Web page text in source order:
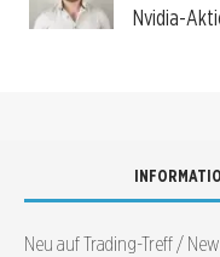
Nvidia-
Neu auf Trading-Treff /